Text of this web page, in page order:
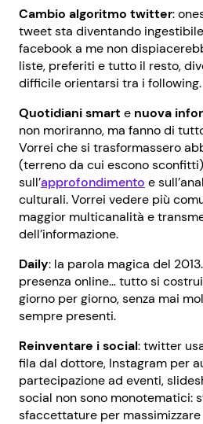
Cambio algoritmo twitter:
tweet sta diventando
facebook a me non
liste, preferiti e tutto il resto,
difficile orientarsi tra i following.
Quotidiani smart e nuova
non moriranno, ma fanno di
Vorrei che si trasformassero
(terreno da cui escono
sull’approfondimento e
culturali. Vorrei vedere più
maggior multicanalità e
dell’informazione.
Daily: la parola magica del
presenza online… tutto si
giorno per giorno, senza mai
sempre presenti.
Reinventare i social: twitter
fila dal dottore, Instagram per
partecipazione ad eventi,
social non sono monotematici:
sfaccettature per massimizzare